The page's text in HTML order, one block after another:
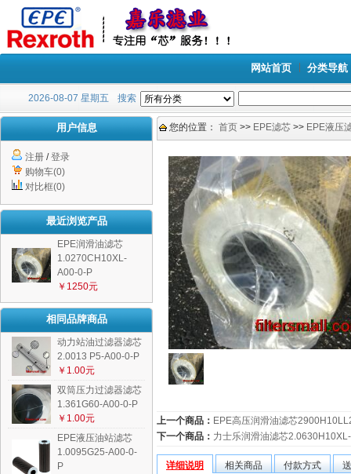
网站首页 分类导航
2026-08-07 星期五 搜索
用户信息
注册 /登录
购物车(0)
对比框(0)
最近浏览产品
EPE润滑油滤芯
1.0270CH10XL-
A00-0-P
￥1250元
相同品牌商品
动力站油过滤器滤芯
2.0013 P5-A00-0-P
￥1.00元
双筒压力过滤器滤芯
1.361G60-A00-0-P
￥1.00元
EPE液压油站滤芯
1.0095G25-A00-0-
P
您的位置： 首页 >> EPE滤芯 >> EPE液压
上一个商品： EPE高压润滑油滤芯
下一个商品： 力士乐润滑油滤芯
详细说明 相关商品 付款方式